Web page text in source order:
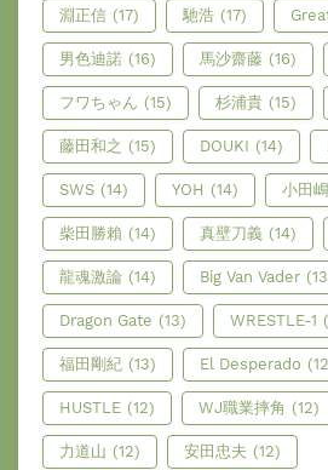
淵正信 (17) 馳浩 (17)
男色迪諾 (16) 馬沙齋藤 (16)
フワちゃん (15) 杉浦貴 (15)
藤田和之 (15) DOUKI (14)
SWS (14) YOH (14) 小田
柴田勝賴 (14) 真壁刀義 (14)
龍魂激論 (14) Big Van Vader
Dragon Gate (13) WRESTLE-1
福田剛紀 (13) El Desperado
HUSTLE (12) WJ職業摔角 (12)
力道山 (12) 安田忠夫 (12)